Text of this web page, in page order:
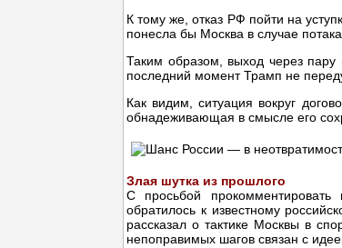
К тому же, отказ РФ пойти на
понесла бы Москва в случае
Таким образом, выход через
последний момент Трамп не
Как видим, ситуация вокруг
обнадеживающая в смысле его
Злая шутка из прошлого
С просьбой
обратилось к известному
рассказал о тактике Москвы в
непоправимых шагов связан с